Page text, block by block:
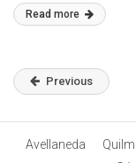
Read more
Previous
Avellaneda